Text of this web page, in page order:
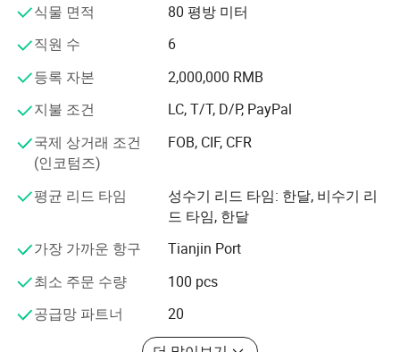
탁월함을 추구하는 것은 우리 회사의 정신입니다. 우리는
고객에게 최고의 제품을 제공하고 항상 최우선으로 생각합
니다.
당사는 시장 조사, 연구 개발, 생산 및 애프터세일즈 추적 등
우리 회사는 제품 생산 시 산업 표준을 엄격하게 준수하며,
가장 광범위한 제품 유형과 사양 및 최고 품질을 가진 중국
기업 중 하나입니다. 이 회사는 고객에게 최고의 서비스를
제공하는 "무결성과 승리, 품질 지향적이고 탁월함"이라는
비즈니스 철학을 고수하고 있습니다.
영희 의 모든 직원들은 함께 일하며 더 나은 미래를 만들어
식물 면적
80 평방 미터
직원 수
6
등록 자본
2,000,000 RMB
지불 조건
LC, T/T, D/P, PayPal
국제 상거래 조건
(인코텀즈)
FOB, CIF, CFR
평균 리드 타임
성수기 리드 타임: 한달, 비수기 리
드 타임, 한달
가장 가까운 항구
Tianjin Port
최소 주문 수량
100 pcs
공급망 파트너
20